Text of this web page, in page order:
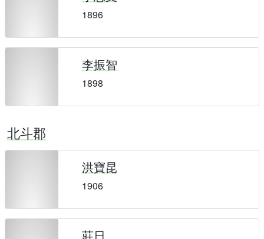
1896
李振智
1898
北斗郡
洪寶昆
1906
莊日